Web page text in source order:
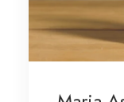
Maria